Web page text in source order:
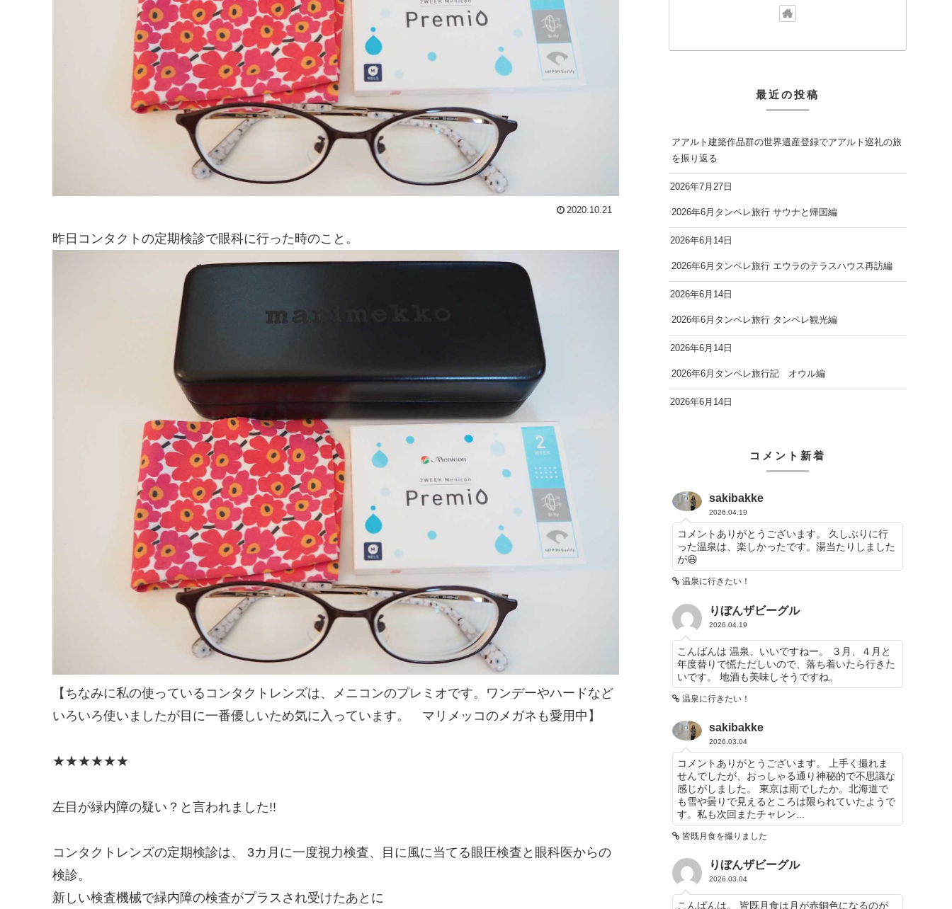
2020.10.21
昨日コンタクトの定期検診で眼科に行った時のこと。
【ちなみに私の使っているコンタクトレンズは、メニコンのプレミオです。ワンデーやハードなど
いろいろ使いましたが目に一番優しいため気に入っています。 マリメッコのメガネも愛用中】
★★★★★★
左目が緑内障の疑い？と言われました!!
コンタクトレンズの定期検診は、 3カ月に一度視力検査、目に風に当てる眼圧検査と眼科医からの
検診。
新しい検査機械で緑内障の検査がプラスされ受けたあとに
最近の投稿
アアルト建築作品群の世界遺産登録でアアルト巡礼の旅
を振り返る
2026年7月27日
2026年6月タンペレ旅行 サウナと帰国編
2026年6月14日
2026年6月タンペレ旅行 エウラのテラスハウス再訪編
2026年6月14日
2026年6月タンペレ旅行 タンペレ観光編
2026年6月14日
2026年6月タンペレ旅行記 オウル編
2026年6月14日
コメント新着
sakibakke
2026.04.19
コメントありがとうございます。 久しぶりに行
った温泉は、楽しかったです。湯当たりしました
が😆
温泉に行きたい！
りぼんザビーグル
2026.04.19
こんばんは 温泉、いいですねー。 ３月、４月と
年度替りで慌ただしいので、落ち着いたら行きた
いです。 地酒も美味しそうですね。
温泉に行きたい！
sakibakke
2026.03.04
コメントありがとうございます。 上手く撮れま
せんでしたが、おっしゃる通り神秘的で不思議な
感じがしました。 東京は雨でしたか。北海道で
も雪や曇りで見えるところは限られていたようで
す。私も次回またチャレン...
皆既月食を撮りました
りぼんザビーグル
2026.03.04
こんばんは。 皆既月食は月が赤銅色になるのが